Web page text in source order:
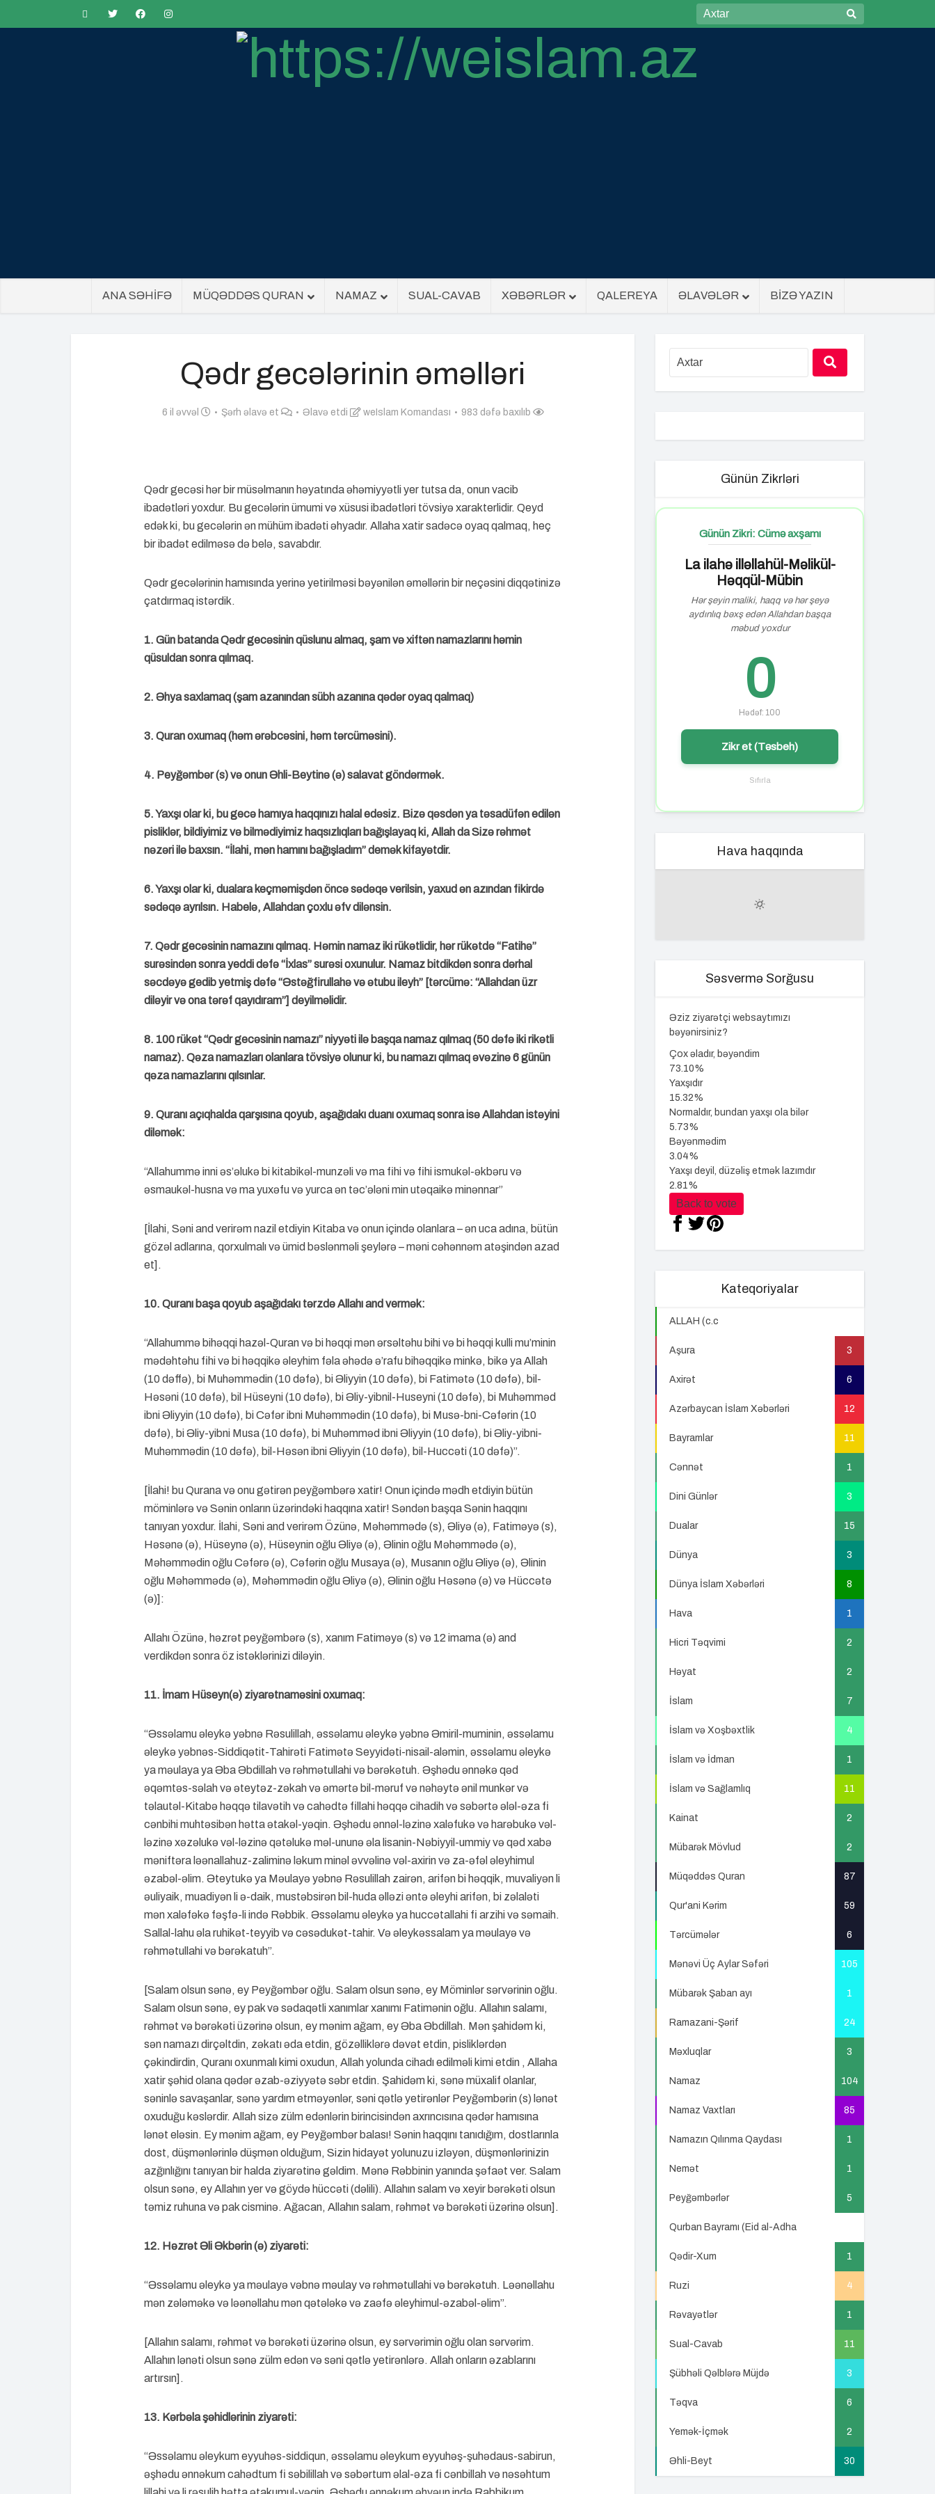
ANA SƏHİFƏ MÜQƏDDƏS QURAN NAMAZ SUAL-CAVAB XƏBƏRLƏR QALEREYA ƏLAVƏLƏR BİZƏ YAZIN
Qədr gecələrinin əməlləri
6 il əvvəl Şərh əlavə et Əlavə etdi weIslam Komandası 983 dəfə baxılıb
Qədr gecəsi hər bir müsəlmanın həyatında əhəmiyyətli yer tutsa da, onun vacib
ibadətləri yoxdur. Bu gecələrin ümumi və xüsusi ibadətləri tövsiyə xarakterlidir. Qeyd
edək ki, bu gecələrin ən mühüm ibadəti əhyadır. Allaha xatir sadəcə oyaq qalmaq, heç
bir ibadət edilməsə də belə, savabdır.
Qədr gecələrinin hamısında yerinə yetirilməsi bəyənilən əməllərin bir neçəsini diqqətinizə
çatdırmaq istərdik.
1. Gün batanda Qədr gecəsinin qüslunu almaq, şam və xiftən namazlarını həmin
qüsuldan sonra qılmaq.
2. Əhya saxlamaq (şam azanından sübh azanına qədər oyaq qalmaq)
3. Quran oxumaq (həm ərəbcəsini, həm tərcüməsini).
4. Peyğəmbər (s) və onun Əhli-Beytinə (ə) salavat göndərmək.
5. Yaxşı olar ki, bu gecə hamıya haqqınızı halal edəsiz. Bizə qəsdən ya təsadüfən edilən
pisliklər, bildiyimiz və bilmədiyimiz haqsızlıqları bağışlayaq ki, Allah da Sizə rəhmət
nəzəri ilə baxsın. “İlahi, mən hamını bağışladım” demək kifayətdir.
6. Yaxşı olar ki, dualara keçməmişdən öncə sədəqə verilsin, yaxud ən azından fikirdə
sədəqə ayrılsın. Habelə, Allahdan çoxlu əfv dilənsin.
7. Qədr gecəsinin namazını qılmaq. Həmin namaz iki rükətlidir, hər rükətdə “Fatihə”
surəsindən sonra yeddi dəfə “İxlas” surəsi oxunulur. Namaz bitdikdən sonra dərhal
səcdəyə gedib yetmiş dəfə “Əstəğfirullahə və ətubu ileyh” [tərcümə: “Allahdan üzr
diləyir və ona tərəf qayıdıram”] deyilməlidir.
8. 100 rükət “Qədr gecəsinin namazı” niyyəti ilə başqa namaz qılmaq (50 dəfə iki rikətli
namaz). Qəza namazları olanlara tövsiyə olunur ki, bu namazı qılmaq əvəzinə 6 günün
qəza namazlarını qılsınlar.
9. Quranı açıqhalda qarşısına qoyub, aşağıdakı duanı oxumaq sonra isə Allahdan istəyini
diləmək:
“Allahummə inni əs’əlukə bi kitabikəl-munzəli və ma fihi və fihi ismukəl-əkbəru və
əsmaukəl-husna və ma yuxəfu və yurca ən təc’ələni min utəqaikə minənnar”
[İlahi, Səni and verirəm nazil etdiyin Kitaba və onun içində olanlara – ən uca adına, bütün
gözəl adlarına, qorxulmalı və ümid bəslənməli şeylərə – məni cəhənnəm atəşindən azad
et].
10. Quranı başa qoyub aşağıdakı tərzdə Allahı and vermək:
“Allahummə bihəqqi hazəl-Quran və bi həqqi mən ərsəltəhu bihi və bi həqqi kulli mu’minin
mədəhtəhu fihi və bi həqqikə əleyhim fəla əhədə ə’rafu bihəqqikə minkə, bikə ya Allah
(10 dəffə), bi Muhəmmədin (10 dəfə), bi Əliyyin (10 dəfə), bi Fatimətə (10 dəfə), bil-
Həsəni (10 dəfə), bil Hüseyni (10 dəfə), bi Əliy-yibnil-Huseyni (10 dəfə), bi Muhəmməd
ibni Əliyyin (10 dəfə), bi Cəfər ibni Muhəmmədin (10 dəfə), bi Musə-bni-Cəfərin (10
dəfə), bi Əliy-yibni Musa (10 dəfə), bi Muhəmməd ibni Əliyyin (10 dəfə), bi Əliy-yibni-
Muhəmmədin (10 dəfə), bil-Həsən ibni Əliyyin (10 dəfə), bil-Huccəti (10 dəfə)”.
[İlahi! bu Qurana və onu gətirən peyğəmbərə xatir! Onun içində mədh etdiyin bütün
möminlərə və Sənin onların üzərindəki haqqına xatir! Səndən başqa Sənin haqqını
tanıyan yoxdur. İlahi, Səni and verirəm Özünə, Məhəmmədə (s), Əliyə (ə), Fatiməyə (s),
Həsənə (ə), Hüseynə (ə), Hüseynin oğlu Əliyə (ə), Əlinin oğlu Məhəmmədə (ə),
Məhəmmədin oğlu Cəfərə (ə), Cəfərin oğlu Musaya (ə), Musanın oğlu Əliyə (ə), Əlinin
oğlu Məhəmmədə (ə), Məhəmmədin oğlu Əliyə (ə), Əlinin oğlu Həsənə (ə) və Hüccətə
(ə)]:
Allahı Özünə, həzrət peyğəmbərə (s), xanım Fatiməyə (s) və 12 imama (ə) and
verdikdən sonra öz istəklərinizi diləyin.
11. İmam Hüseyn(ə) ziyarətnaməsini oxumaq:
“Əssəlamu əleykə yəbnə Rəsulillah, əssəlamu əleykə yəbnə Əmiril-muminin, əssəlamu
əleykə yəbnəs-Siddiqətit-Tahirəti Fatimətə Seyyidəti-nisail-aləmin, əssəlamu əleykə
ya məulaya ya Əba Əbdillah və rəhmətullahi və bərəkətuh. Əşhədu ənnəkə qəd
əqəmtəs-səlah və əteytəz-zəkah və əmərtə bil-məruf və nəhəytə ənil munkər və
təlautəl-Kitabə həqqə tilavətih və cahədtə fillahi həqqə cihadih və səbərtə ələl-əza fi
cənbihi muhtəsibən hətta ətakəl-yəqin. Əşhədu ənnəl-ləzinə xaləfukə və harəbukə vəl-
ləzinə xəzəlukə vəl-ləzinə qətəlukə məl-ununə əla lisanin-Nəbiyyil-ummiy və qəd xabə
məniftəra ləənallahuz-zaliminə ləkum minəl əvvəlinə vəl-axirin və za-əfəl əleyhimul
əzabəl-əlim. Əteytukə ya Məulayə yəbnə Rəsulillah zairən, arifən bi həqqik, muvaliyən li
əuliyaik, muadiyən li ə-daik, mustəbsirən bil-huda əlləzi əntə əleyhi arifən, bi zəlaləti
mən xaləfəkə fəşfə-li ində Rəbbik. Əssəlamu əleykə ya huccətallahi fi arzihi və səmaih.
Sallal-lahu əla ruhikət-teyyib və cəsədukət-tahir. Və əleykəssalam ya məulayə və
rəhmətullahi və bərəkatuh”.
[Salam olsun sənə, ey Peyğəmbər oğlu. Salam olsun sənə, ey Möminlər sərvərinin oğlu.
Salam olsun sənə, ey pak və sədaqətli xanımlar xanımı Fatimənin oğlu. Allahın salamı,
rəhmət və bərəkəti üzərinə olsun, ey mənim ağam, ey Əba Əbdillah. Mən şahidəm ki,
sən namazı dirçəltdin, zəkatı əda etdin, gözəlliklərə dəvət etdin, pisliklərdən
çəkindirdin, Quranı oxunmalı kimi oxudun, Allah yolunda cihadı edilməli kimi etdin , Allaha
xatir şəhid olana qədər əzab-əziyyətə səbr etdin. Şahidəm ki, sənə müxalif olanlar,
səninlə savaşanlar, sənə yardım etməyənlər, səni qətlə yetirənlər Peyğəmbərin (s) lənət
oxuduğu kəslərdir. Allah sizə zülm edənlərin birincisindən axrıncısına qədər hamısına
lənət eləsin. Ey mənim ağam, ey Peyğəmbər balası! Sənin haqqını tanıdığım, dostlarınla
dost, düşmənlərinlə düşmən olduğum, Sizin hidayət yolunuzu izləyən, düşmənlərinizin
azğınlığını tanıyan bir halda ziyarətinə gəldim. Mənə Rəbbinin yanında şəfaət ver. Salam
olsun sənə, ey Allahın yer və göydə hüccəti (dəlili). Allahın salam və xeyir bərəkəti olsun
təmiz ruhuna və pak cisminə. Ağacan, Allahın salam, rəhmət və bərəkəti üzərinə olsun].
12. Həzrət Əli Əkbərin (ə) ziyarəti:
“Əssəlamu əleykə ya məulayə vəbnə məulay və rəhmətullahi və bərəkətuh. Ləənəllahu
mən zələməkə və ləənəllahu mən qətələkə və zaəfə əleyhimul-əzabəl-əlim”.
[Allahın salamı, rəhmət və bərəkəti üzərinə olsun, ey sərvərimin oğlu olan sərvərim.
Allahın lənəti olsun sənə zülm edən və səni qətlə yetirənlərə. Allah onların əzablarını
artırsın].
13. Kərbəla şəhidlərinin ziyarəti:
“Əssəlamu əleykum eyyuhəs-siddiqun, əssəlamu əleykum eyyuhəş-şuhədaus-sabirun,
əşhədu ənnəkum cahədtum fi səbilillah və səbərtum əlal-əza fi cənbillah və nəsəhtum
Günün Zikrləri
Günün Zikri: Cümə axşamı
La ilahə illəllahül-Məlikül-
Həqqül-Mübin
Hər şeyin maliki, haqq və hər şeyə
aydınlıq bəxş edən Allahdan başqa
məbud yoxdur
0
Hədəf: 100
Zikr et (Təsbeh)
Sıfırla
Hava haqqında
Səsvermə Sorğusu
Əziz ziyarətçi websaytımızı
bəyənirsiniz?
Çox əladır, bəyəndim
73.10%
Yaxşıdır
15.32%
Normaldır, bundan yaxşı ola bilər
5.73%
Bəyənmədim
3.04%
Yaxşı deyil, düzəliş etmək lazımdır
2.81%
Back to vote
Kateqoriyalar
ALLAH (c.c
Aşura 3
Axirət 6
Azərbaycan İslam Xəbərləri 12
Bayramlar 11
Cənnət 1
Dini Günlər 3
Dualar 15
Dünya 3
Dünya İslam Xəbərləri 8
Hava 1
Hicri Təqvimi 2
Həyat 2
İslam 7
İslam və Xoşbəxtlik 4
İslam və İdman 1
İslam və Sağlamlıq 11
Kainat 2
Mübarək Mövlud 2
Müqəddəs Quran 87
Qur'ani Kərim 59
Tərcümələr 6
Mənəvi Üç Aylar Səfəri 105
Mübarək Şaban ayı 1
Ramazani-Şərif 24
Məxluqlar 3
Namaz 104
Namaz Vaxtları 85
Namazın Qılınma Qaydası 1
Nemət 1
Peyğəmbərlər 5
Qurban Bayramı (Eid al-Adha
Qədir-Xum 1
Ruzi 4
Rəvayətlər 1
Sual-Cavab 11
Şübhəli Qəlblərə Müjdə 3
Təqva 6
Yemək-İçmək 2
Əhli-Beyt 30